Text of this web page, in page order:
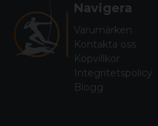
Navigera
Varumärken
Kontakta oss
Köpvillkor
Integritetspolicy
Blogg